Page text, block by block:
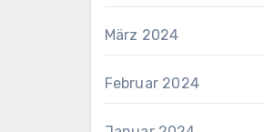
März 2024
Februar 2024